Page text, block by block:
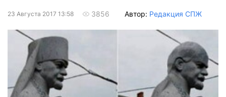
23 Августа 2017 13:58 3856 Автор: Редакция СПЖ